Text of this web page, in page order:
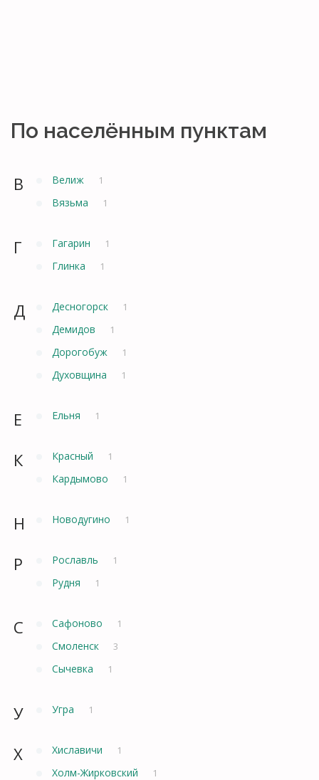
По населённым пунктам
В Велиж 1
Вязьма 1
Г Гагарин 1
Глинка 1
Д Десногорск 1
Демидов 1
Дорогобуж 1
Духовщина 1
Е Ельня 1
К Красный 1
Кардымово 1
Н Новодугино 1
Р Рославль 1
Рудня 1
С Сафоново 1
Смоленск 3
Сычевка 1
У Угра 1
Х Хиславичи 1
Холм-Жирковский 1